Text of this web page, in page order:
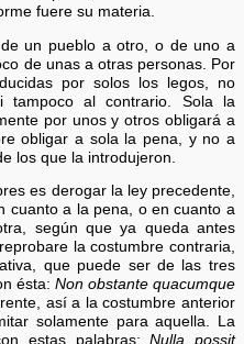
fuere su materia.
un pueblo a otro, o de uno a
de unas a otras personas. Por
por solos los legos, no
tampoco al contrario. Sola la
por unos y otros obligará a
obligar a sola la pena, y no a
los que la introdujeron.
es derogar la ley precedente,
cuanto a la pena, o en cuanto a
según que ya queda antes
la costumbre contraria,
que puede ser de las tres
ésta: Non obstante quacumque
así a la costumbre anterior
solamente para aquella. La
estas palabras:Nulla possit